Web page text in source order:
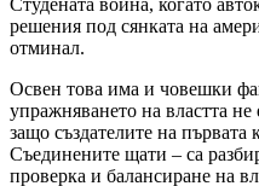
Студената война, когато
решения под сянката на
отминал.
Освен това има и човешки
упражняването на властта не
защо създателите на
Съединените щати – са
проверка и балансиране на